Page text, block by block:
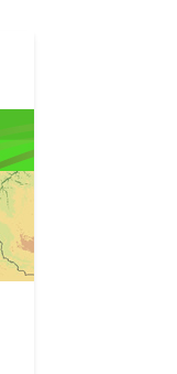
Município Paraná
editáveis (IBGE